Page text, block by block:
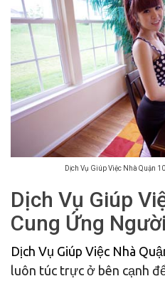
Dịch Vụ Giúp Việc Nhà Quận
Dịch Vụ Giúp
Cung Ứng
Dịch Vụ Giúp Việc Nhà
luôn túc trực ở bên cạnh